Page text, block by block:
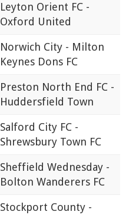
Leyton Orient FC -
Oxford United
Norwich City - Milton
Keynes Dons FC
Preston North End FC -
Huddersfield Town
Salford City FC -
Shrewsbury Town FC
Sheffield Wednesday -
Bolton Wanderers FC
Stockport County -